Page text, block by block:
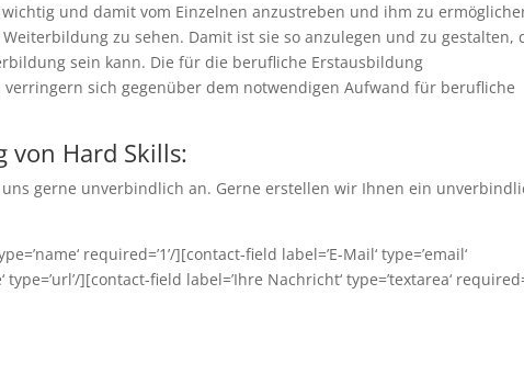
und damit vom Einzelnen anzustreben und ihm zu
zu sehen. Damit ist sie so anzulegen und zu gestalten,
sein kann. Die für die berufliche Erstausbildung
sich gegenüber dem notwendigen Aufwand für berufliche
von Hard Skills:
gerne unverbindlich an. Gerne erstellen wir Ihnen ein
required=’1’/][contact-field label=’E-Mail‘ type=’email‘
][contact-field label=’Ihre Nachricht‘ type=’textarea‘